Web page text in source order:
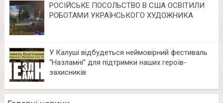
РОСІЙСЬКЕ ПОСОЛЬСТВО В США ОСВІТИЛИ
РОБОТАМИ УКРАЇНСЬКОГО ХУДОЖНИКА
У Калуші відбудеться неймовірний фестиваль
“Назламні” для підтримки наших героїв-
захисників